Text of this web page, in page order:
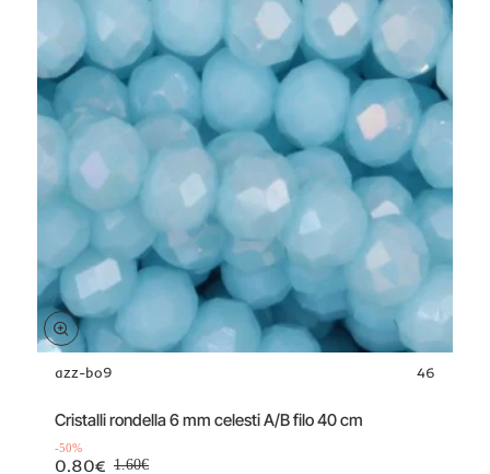
Offerta -50%
azz-bo9 46
Cristalli rondella 6 mm celesti A/B filo 40 cm
-50%
0.80€ 1.60€